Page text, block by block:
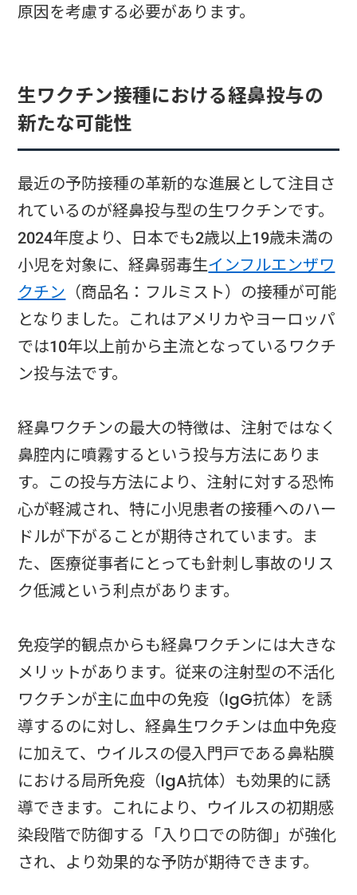
原因を考慮する必要があります。
生ワクチン接種における経鼻投与の
新たな可能性
最近の予防接種の革新的な進展として注目さ
れているのが経鼻投与型の生ワクチンです。
2024年度より、日本でも2歳以上19歳未満の
小児を対象に、経鼻弱毒生インフルエンザワ
クチン （商品名：フルミスト）の接種が可能
となりました。これはアメリカやヨーロッパ
では10年以上前から主流となっているワクチ
ン投与法です。
経鼻ワクチンの最大の特徴は、注射ではなく
鼻腔内に噴霧するという投与方法にありま
す。この投与方法により、注射に対する恐怖
心が軽減され、特に小児患者の接種へのハー
ドルが下がることが期待されています。ま
た、医療従事者にとっても針刺し事故のリス
ク低減という利点があります。
免疫学的観点からも経鼻ワクチンには大きな
メリットがあります。従来の注射型の不活化
ワクチンが主に血中の免疫（IgG抗体）を誘
導するのに対し、経鼻生ワクチンは血中免疫
に加えて、ウイルスの侵入門戸である鼻粘膜
における局所免疫（IgA抗体）も効果的に誘
導できます。これにより、ウイルスの初期感
染段階で防御する「入り口での防御」が強化
され、より効果的な予防が期待できます。